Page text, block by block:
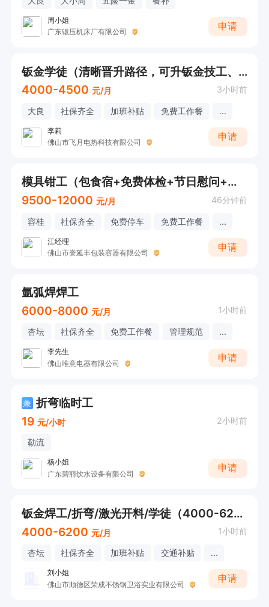
周小姐
广东锻压机床厂有限公司
申请
钣金学徒（清晰晋升路径，可升钣金技工、师傅）
4000-4500 元/月 3小时前
大良 社保齐全 加班补贴 免费工作餐 ...
李莉
佛山市飞月电热科技有限公司
申请
模具钳工（包食宿+免费体检+节日慰问+交通补贴）
9500-12000 元/月 46分钟前
容桂 社保齐全 免费停车 免费工作餐 ...
江经理
佛山市誉延丰包装容器有限公司
申请
氩弧焊焊工
6000-8000 元/月 1小时前
杏坛 社保齐全 免费工作餐 管理规范 ...
李先生
佛山唯意电器有限公司
申请
兼 折弯临时工
19 元/小时 2小时前
勒流
杨小姐
广东碧丽饮水设备有限公司
申请
钣金焊工/折弯/激光开料/学徒（4000-6200+接受应届生/学徒）
4000-6200 元/月 1小时前
杏坛 社保齐全 加班补贴 交通补贴 ...
刘小姐
佛山市顺德区荣成不锈钢卫浴实业有限公司
申请